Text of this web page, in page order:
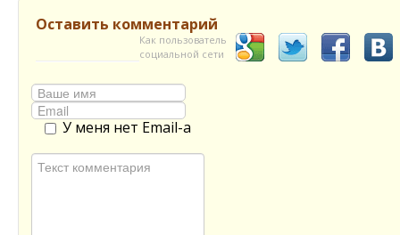
Оставить комментарий
Как пользователь
социальной сети
У меня нет Email-а